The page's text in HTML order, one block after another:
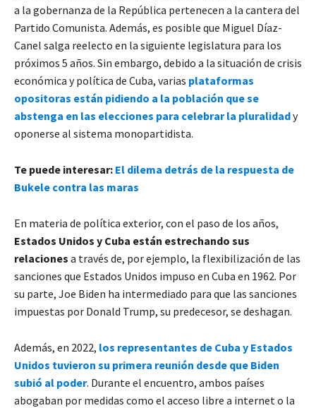
a la gobernanza de la República pertenecen a la cantera del
Partido Comunista. Además, es posible que Miguel Díaz-
Canel salga reelecto en la siguiente legislatura para los
próximos 5 años. Sin embargo, debido a la situación de crisis
económica y política de Cuba, varias plataformas
opositoras están pidiendo a la población que se
abstenga en las elecciones para celebrar la pluralidady
oponerse al sistema monopartidista.
Te puede interesar: El dilema detrás de la respuesta de
Bukele contra las maras
En materia de política exterior, con el paso de los años,
Estados Unidos y Cuba están estrechando sus
relaciones a través de, por ejemplo, la flexibilización de las
sanciones que Estados Unidos impuso en Cuba en 1962. Por
su parte, Joe Biden ha intermediado para que las sanciones
impuestas por Donald Trump, su predecesor, se deshagan.
Además, en 2022, los representantes de Cuba y Estados
Unidos tuvieron su primera reunión desde que Biden
subió al poder. Durante el encuentro, ambos países
abogaban por medidas como el acceso libre a internet o la